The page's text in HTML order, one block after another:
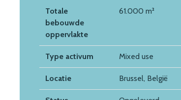
Totale
bebouwde
oppervlakte
61.000 m²
Type activum Mixed use
Locatie Brussel, België